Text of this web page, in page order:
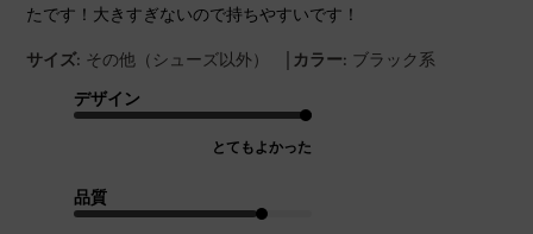
たです！大きすぎないので持ちやすいです！
サイズ: その他（シューズ以外） | カラー: ブラック系
デザイン
とてもよかった
品質